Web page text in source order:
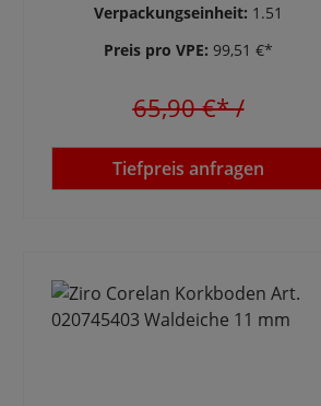
Verpackungseinheit: 1.51
Preis pro VPE: 99,51 €*
65,90 €*/
Tiefpreis anfragen